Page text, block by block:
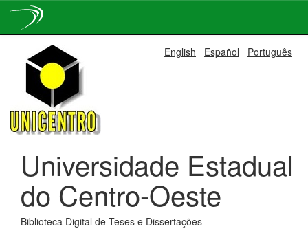
navigation
English Español Português
Universidade Estadual
do Centro-Oeste
Biblioteca Digital de Teses e Dissertações